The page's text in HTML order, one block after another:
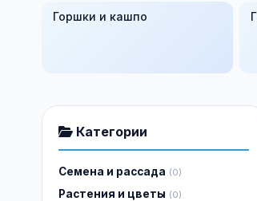
Горшки и кашпо
Категории
Семена и рассада (0)
Растения и цветы (0)